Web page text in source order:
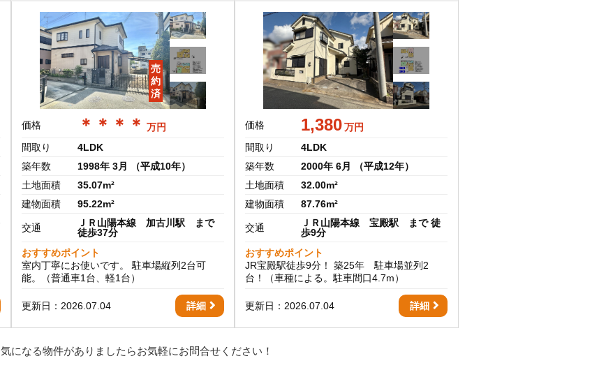
売
約
済
価格 ＊＊＊＊ 万円
間取り
4LDK
築年数
1998年 3月 （平成10年）
土地面積
35.07m²
建物面積
95.22m²
交通
ＪＲ山陽本線 加古川駅 まで
徒歩37分
おすすめポイント
室内丁寧にお使いです。 駐車場縦列2台可
能。（普通車1台、軽1台）
更新日：2026.07.04 詳細
価格 1,380万円
間取り
4LDK
築年数
2000年 6月 （平成12年）
土地面積
32.00m²
建物面積
87.76m²
交通
ＪＲ山陽本線 宝殿駅 まで 徒
歩9分
おすすめポイント
JR宝殿駅徒歩9分！ 築25年 駐車場並列2
台！（車種による。駐車間口4.7m）
更新日：2026.07.04 詳細
気になる物件がありましたらお気軽にお問合せください！